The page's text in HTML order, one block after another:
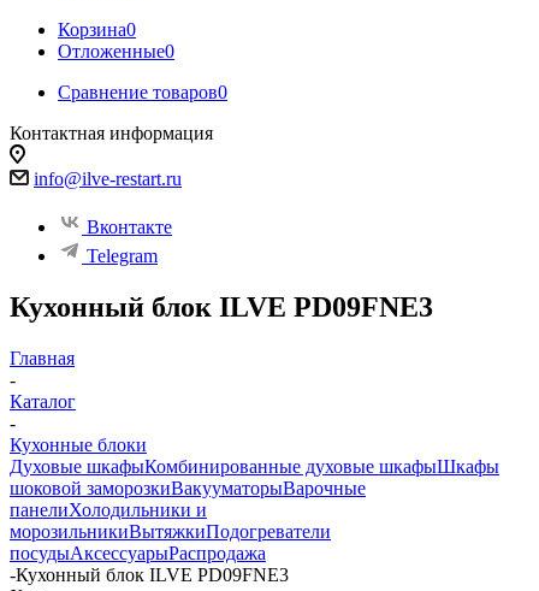
Корзина0
Отложенные0
Сравнение товаров0
Контактная информация
info@ilve-restart.ru
Вконтакте
Telegram
Кухонный блок ILVE PD09FNE3
Главная
-
Каталог
-
Кухонные блоки
Духовые шкафыКомбинированные духовые шкафыШкафы
шоковой заморозкиВакууматорыВарочные
панелиХолодильники и
морозильникиВытяжкиПодогреватели
посудыАксессуарыРаспродажа
-Кухонный блок ILVE PD09FNE3